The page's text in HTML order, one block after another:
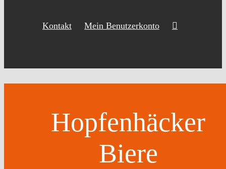
Kontakt Mein Benutzerkonto
Hopfenhäcker
Biere